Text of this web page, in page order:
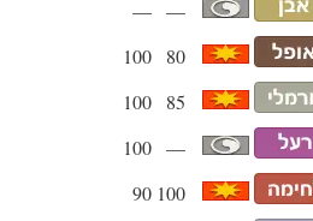
—
—
80
100
85
100
—
100
100
90